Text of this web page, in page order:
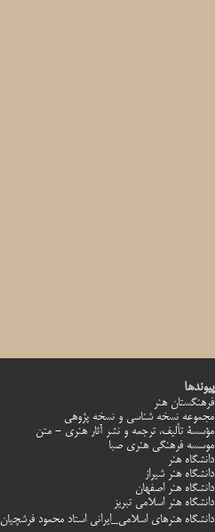
پیوندها
فرهنگستان هنر
مجموعه نسخه شناسی و نسخه پژوهی
مؤسسة تأليف، ترجمه و نشر آثار هنري - متن
موسسه فرهنگی هنری صبا
دانشگاه هنر
دانشگاه هنر شیراز
دانشگاه هنر اصفهان
دانشگاه هنر اسلامی تبریز
دانشگاه هنرهای اسلامی_ایرانی استاد محمود فرشچیان